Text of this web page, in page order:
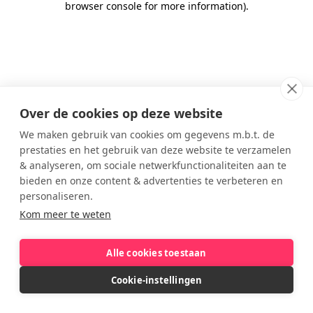
Over de cookies op deze website
We maken gebruik van cookies om gegevens m.b.t. de
prestaties en het gebruik van deze website te verzamelen
& analyseren, om sociale netwerkfunctionaliteiten aan te
bieden en onze content & advertenties te verbeteren en
personaliseren.
Kom meer te weten
Alle cookies toestaan
Cookie-instellingen
browser console for more information).